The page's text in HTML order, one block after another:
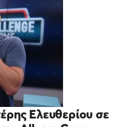
Ελευθερίου σε